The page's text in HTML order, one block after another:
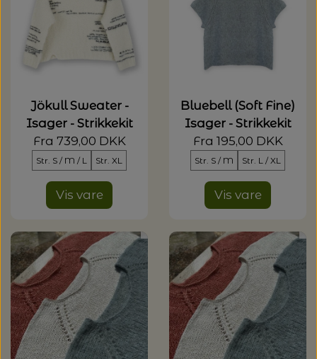
Jökull Sweater -
Isager - Strikkekit
Fra 739,00 DKK
Str. S / M / L Str. XL
Vis vare
Bluebell (Soft Fine)
Isager - Strikkekit
Fra 195,00 DKK
Str. S / M Str. L / XL
Vis vare